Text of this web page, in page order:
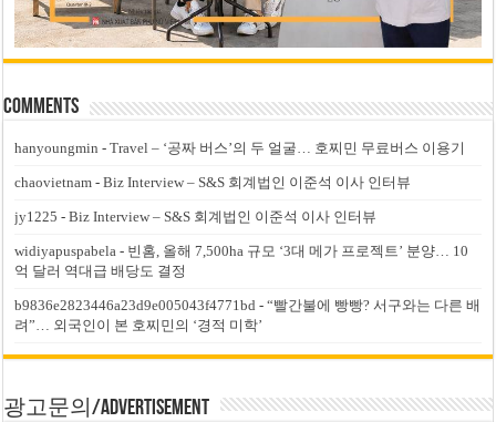
Comments
hanyoungmin -Travel – ‘공짜 버스’의 두 얼굴… 호찌민 무료버스 이용기
chaovietnam -Biz Interview – S&S 회계법인 이준석 이사 인터뷰
jy1225 -Biz Interview – S&S 회계법인 이준석 이사 인터뷰
widiyapuspabela - 빈홈, 올해 7,500ha 규모 ‘3대 메가 프로젝트’ 분양… 10
억 달러 역대급 배당도 결정
b9836e2823446a23d9e005043f4771bd -“빨간불에 빵빵? 서구와는 다른 배
려”… 외국인이 본 호찌민의 ‘경적 미학’
광고문의/Advertisement